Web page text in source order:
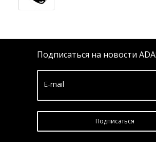
Подписаться на новости
E-mail
Подписатьcя